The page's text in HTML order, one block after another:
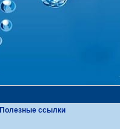
Полезные ссылки